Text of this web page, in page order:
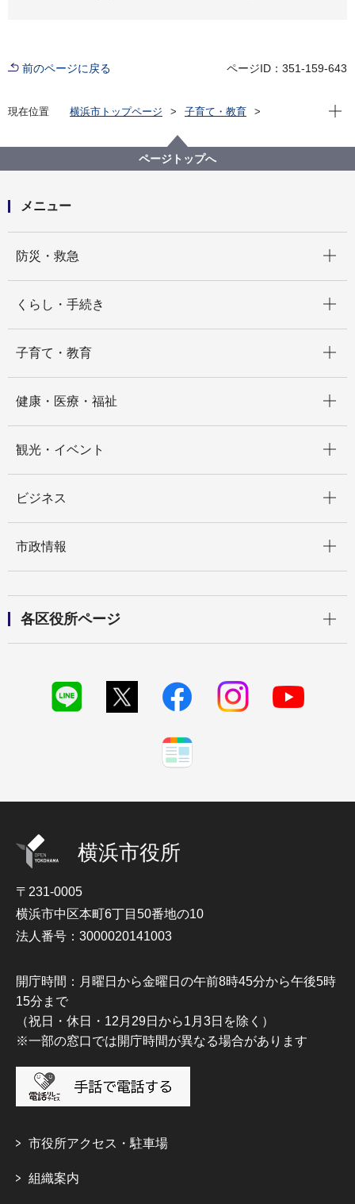
前のページに戻る ページID：351-159-643
現在位置 横浜市トップページ
子育て・教育
請求事務に関する様式・要綱
請求事務に関する各種様式
保育所（令和４年度用）
現在
ページトップへ
メニュー
防災・救急
くらし・手続き
子育て・教育
健康・医療・福祉
観光・イベント
ビジネス
市政情報
各区役所ページ
横浜市役所
〒231-0005
横浜市中区本町6丁目50番地の10
法人番号：3000020141003
開庁時間：月曜日から金曜日の午前8時45分から午後5時
15分まで
（祝日・休日・12月29日から1月3日を除く）
※一部の窓口では開庁時間が異なる場合があります
市役所アクセス・駐車場
組織案内